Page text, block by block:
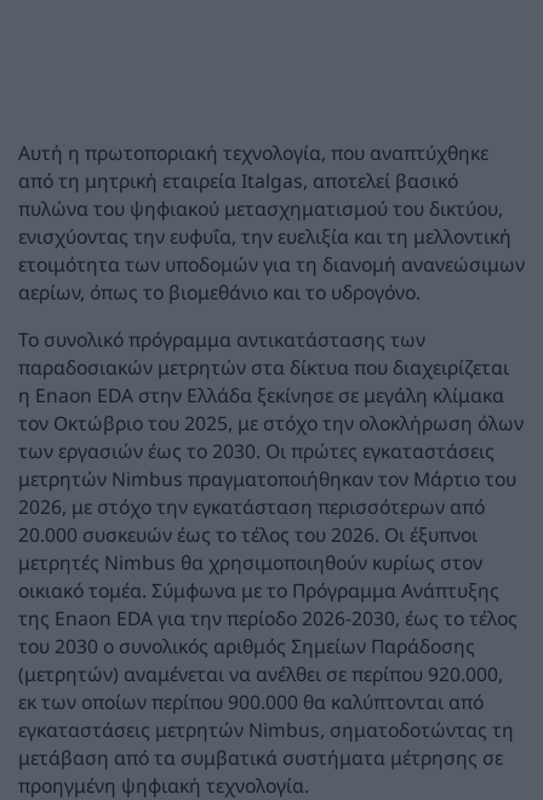
Αυτή η πρωτοποριακή τεχνολογία, που αναπτύχθηκε
από τη μητρική εταιρεία Italgas, αποτελεί βασικό
πυλώνα του ψηφιακού μετασχηματισμού του δικτύου,
ενισχύοντας την ευφυΐα, την ευελιξία και τη μελλοντική
ετοιμότητα των υποδομών για τη διανομή ανανεώσιμων
αερίων, όπως το βιομεθάνιο και το υδρογόνο.
Το συνολικό πρόγραμμα αντικατάστασης των
παραδοσιακών μετρητών στα δίκτυα που διαχειρίζεται
η Enaon EDA στην Ελλάδα ξεκίνησε σε μεγάλη κλίμακα
τον Οκτώβριο του 2025, με στόχο την ολοκλήρωση όλων
των εργασιών έως το 2030. Οι πρώτες εγκαταστάσεις
μετρητών Nimbus πραγματοποιήθηκαν τον Μάρτιο του
2026, με στόχο την εγκατάσταση περισσότερων από
20.000 συσκευών έως το τέλος του 2026. Οι έξυπνοι
μετρητές Nimbus θα χρησιμοποιηθούν κυρίως στον
οικιακό τομέα. Σύμφωνα με το Πρόγραμμα Ανάπτυξης
της Enaon EDA για την περίοδο 2026-2030, έως το τέλος
του 2030 ο συνολικός αριθμός Σημείων Παράδοσης
(μετρητών) αναμένεται να ανέλθει σε περίπου 920.000,
εκ των οποίων περίπου 900.000 θα καλύπτονται από
εγκαταστάσεις μετρητών Nimbus, σηματοδοτώντας τη
μετάβαση από τα συμβατικά συστήματα μέτρησης σε
προηγμένη ψηφιακή τεχνολογία.